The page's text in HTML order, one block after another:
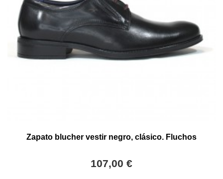
Zapato blucher vestir negro, clásico. Fluchos
107,00 €